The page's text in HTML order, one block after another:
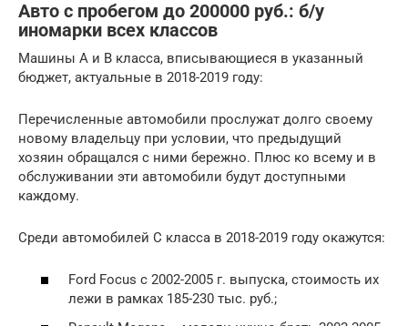
Авто с пробегом до 200000 руб.: б/у
иномарки всех классов
Машины A и B класса, вписывающиеся в указанный
бюджет, актуальные в 2018-2019 году:
Перечисленные автомобили прослужат долго своему
новому владельцу при условии, что предыдущий
хозяин обращался с ними бережно. Плюс ко всему и в
обслуживании эти автомобили будут доступными
каждому.
Среди автомобилей C класса в 2018-2019 году окажутся:
Ford Focus с 2002-2005 г. выпуска, стоимость их
лежи в рамках 185-230 тыс. руб.;